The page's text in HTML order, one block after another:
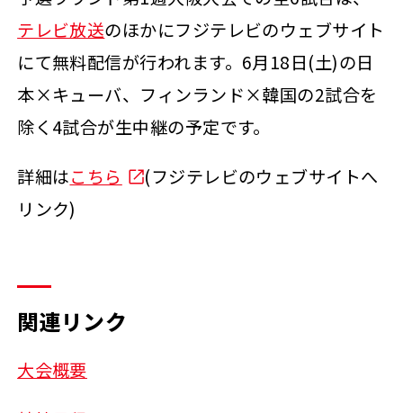
テレビ放送のほかにフジテレビのウェブサイト
にて無料配信が行われます。6月18日(土)の日
本×キューバ、フィンランド×韓国の2試合を
除く4試合が生中継の予定です。
詳細はこちら
(フジテレビのウェブサイトへ
リンク)
関連リンク
大会概要